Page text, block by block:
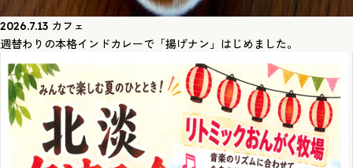
2026.7.13 カフェ
週替わりの本格インドカレーで「揚げナン」はじめました。